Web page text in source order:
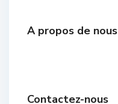
A propos de nous
Contactez-nous